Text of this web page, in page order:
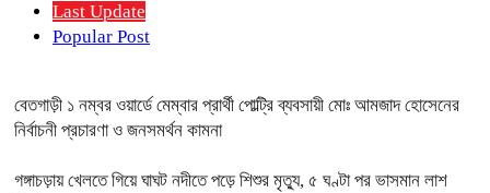
Last Update
Popular Post
বেতগাড়ী ১ নম্বর ওয়ার্ডে মেম্বার প্রার্থী পোল্ট্রি ব্যবসায়ী মোঃ আমজাদ হোসেনের
নির্বাচনী প্রচারণা ও জনসমর্থন কামনা
গঙ্গাচড়ায় খেলতে গিয়ে ঘাঘট নদীতে পড়ে শিশুর মৃত্যু, ৫ ঘণ্টা পর ভাসমান লাশ